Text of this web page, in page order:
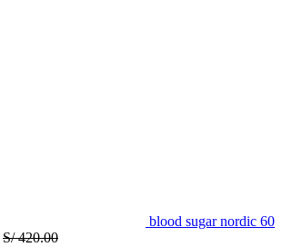
blood sugar nordic 60
S/420.00